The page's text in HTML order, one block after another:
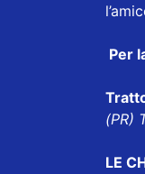
Per
(PR)
LE